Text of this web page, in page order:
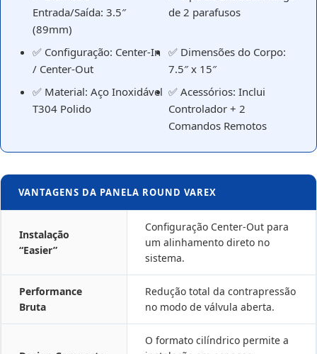
Entrada/Saída: 3.5″
(89mm)
de 2 parafusos
✅ Configuração: Center-In
/ Center-Out
✅ Dimensões do Corpo:
7.5″ x 15″
✅ Material: Aço Inoxidável
T304 Polido
✅ Acessórios: Inclui
Controlador + 2
Comandos Remotos
VANTAGENS DA PANELA ROUND VAREX
Instalação
“Easier”
Configuração Center-Out para
um alinhamento direto no
sistema.
Performance
Bruta
Redução total da contrapressão
no modo de válvula aberta.
O formato cilíndrico permite a